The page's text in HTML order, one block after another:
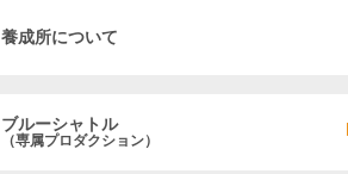
養成所について
ブルーシャトル
（専属プロダクション）